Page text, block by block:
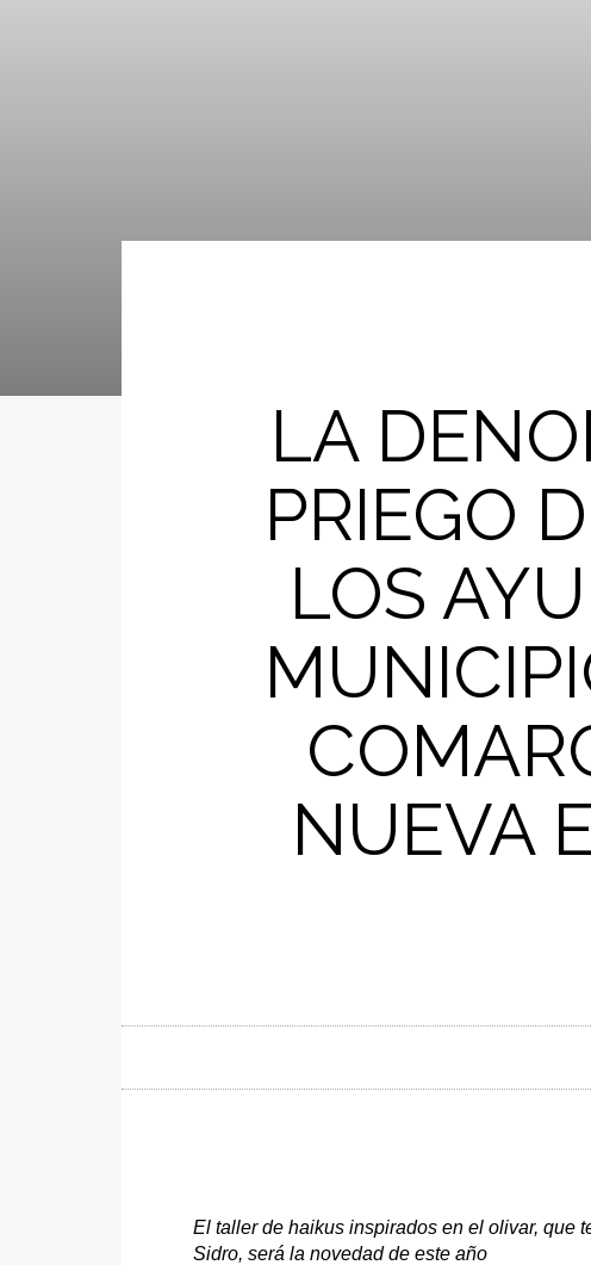
LA
PRIEGO
LOS
NUEVA
El taller de haikus inspirados en el olivar, que
Sidro, será la novedad de este año